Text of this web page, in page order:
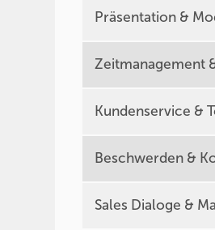
Präsentation &
Zeitmanagement
Kundenservice &
Beschwerden &
Sales Dialoge &